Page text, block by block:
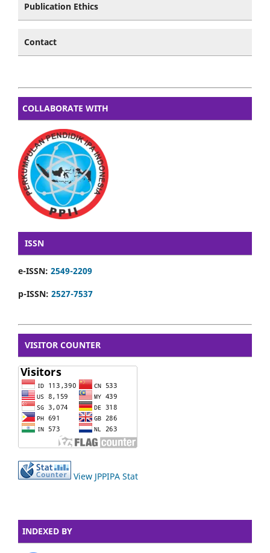
Publication Ethics
Contact
COLLABORATE WITH
ISSN
e-ISSN: 2549-2209
p-ISSN: 2527-7537
VISITOR COUNTER
View JPPIPA Stat
INDEXED BY